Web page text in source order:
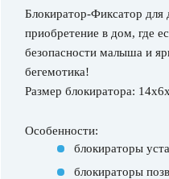
Блокиратор-Фиксатор для
приобретение в дом, где
безопасности малыша и
бегемотика!
Размер блокиратора:
Особенности:
блокираторы
блокираторы